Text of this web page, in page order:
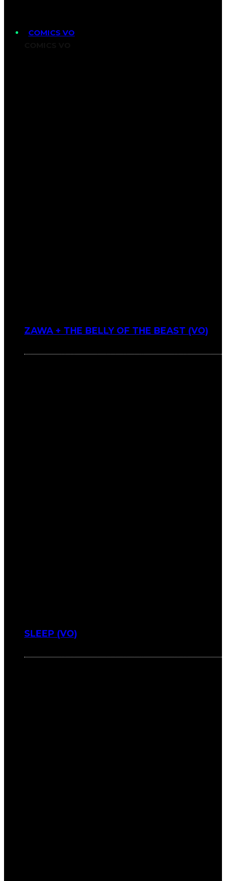
COMICS VO
ZAWA + THE BELLY OF THE BEAST (VO)
SLEEP (VO)